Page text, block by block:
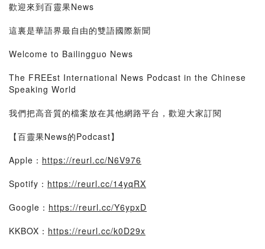
歡迎來到百靈果News
這裏是華語界最自由的雙語國際新聞
Welcome to Bailingguo News
The FREEst International News Podcast in the Chinese
Speaking World
我們把高音質的檔案放在其他網路平台，歡迎大家訂閱
【百靈果News的Podcast】
Apple： https://reurl.cc/N6V976
Spotify： https://reurl.cc/14yqRX
Google： https://reurl.cc/Y6ypxD
KKBOX： https://reurl.cc/k0D29x